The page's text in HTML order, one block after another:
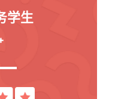
学生